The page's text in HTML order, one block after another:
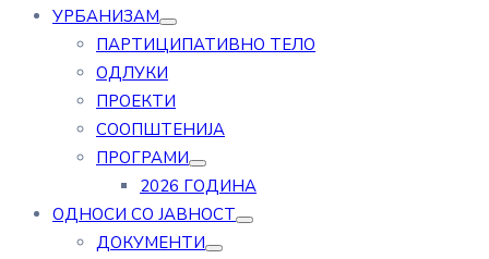
УРБАНИЗАМ
ПАРТИЦИПАТИВНО ТЕЛО
ОДЛУКИ
ПРОЕКТИ
СООПШТЕНИЈА
ПРОГРАМИ
2026 ГОДИНА
ОДНОСИ СО ЈАВНОСТ
ДОКУМЕНТИ